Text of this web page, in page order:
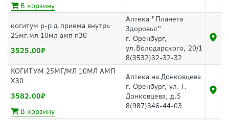
В корзину
когитум р-р д.приема внутрь
25мг.мл 10мл амп n30
3525.00
Аптека "Планета
Здоровья"
г. Оренбург,
ул.Володарского, 20/1
8(3532)32-32-32
КОГИТУМ 25МГ/МЛ 10МЛ АМП
Х30
3582.00
В корзину
Аптека на Донковцева
г. Оренбург, ул. Г.
Донковцева, д.5
8(987)346-44-03